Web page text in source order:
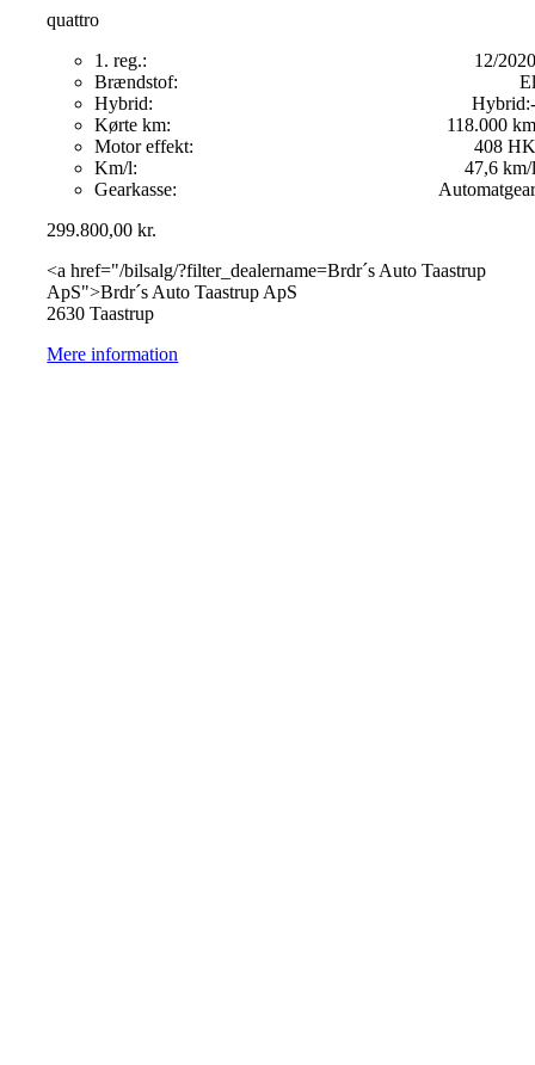
quattro
1. reg.:
12/2020
Brændstof:
El
Hybrid:
Hybrid:-
Kørte km:
118.000 km
Motor effekt:
408 HK
Km/l:
47,6 km/l
Gearkasse:
Automatgear
299.800,00kr.
<a href="/bilsalg/?filter_dealername=Brdr´s Auto Taastrup
ApS">Brdr´s Auto Taastrup ApS
2630 Taastrup
Mere information